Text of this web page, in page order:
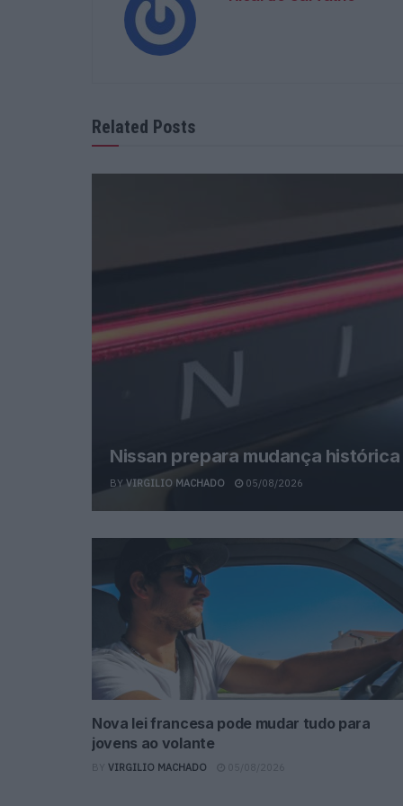
Related Posts
Nissan prepara mudança
BY VIRGILIO MACHADO 05/08/2026
Nova lei francesa pode mudar tudo para
jovens ao volante
BY VIRGILIO MACHADO